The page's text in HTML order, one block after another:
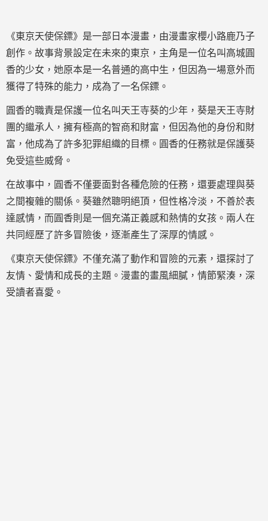
《東京天使保鏢》是一部日本漫畫，由漫畫家櫻小路鹿乃子
創作。故事背景設定在未來的東京，主角是一位名叫高城圓
香的少女，她原本是一名普通的高中生，但因為一場意外而
獲得了特殊的能力，成為了一名保鏢。
圓香的職責是保護一位名叫天王寺葵的少年，葵是天王寺財
團的繼承人，擁有極高的智商和財富，但因為他的身份和財
富，他成為了許多犯罪組織的目標。圓香的任務就是保護葵
免受這些威脅。
在故事中，圓香不僅要面對各種危險的任務，還要處理與葵
之間複雜的關係。葵雖然聰明絕頂，但性格冷淡，不善於表
達感情，而圓香則是一個充滿正義感和熱情的女孩。兩人在
共同經歷了許多冒險後，逐漸產生了深厚的情感。
《東京天使保鏢》不僅充滿了動作和冒險的元素，還探討了
友情、愛情和成長的主題。漫畫的畫風細膩，情節緊湊，深
受讀者喜愛。